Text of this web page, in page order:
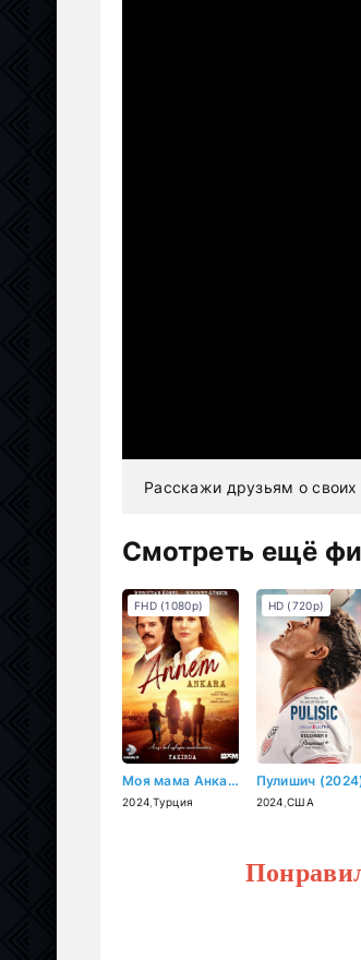
Расскажи друзьям о своих
Смотреть ещё
Моя мама Анкара (2024)
2024 ,Турция
FHD (1080p)
Пулишич
2024 ,США
HD (720p)